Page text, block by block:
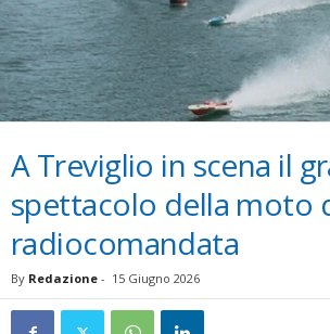
A Treviglio in scena il
spettacolo della moto
radiocomandata
By Redazione - 15 Giugno 2026